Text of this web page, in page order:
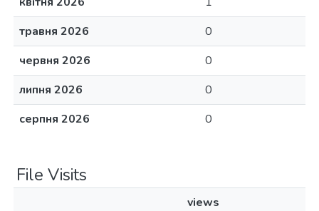
травня 2026
0
червня 2026
0
липня 2026
0
серпня 2026
0
File Visits
views